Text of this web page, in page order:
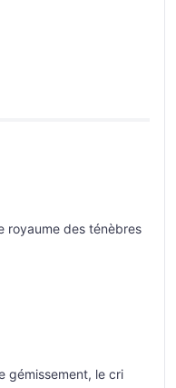
royaume des ténèbres
gémissement, le cri